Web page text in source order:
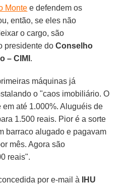
Monte e defendem os
então, se eles não
o cargo, são
presidente doConselho
– CIMI .
máquinas já
o "caos imobiliário. O
até 1.000%. Aluguéis de
1.500 reais. Pior é a sorte
barraco alugado e pagavam
mês. Agora são
reais".
por e-mail à
IHU